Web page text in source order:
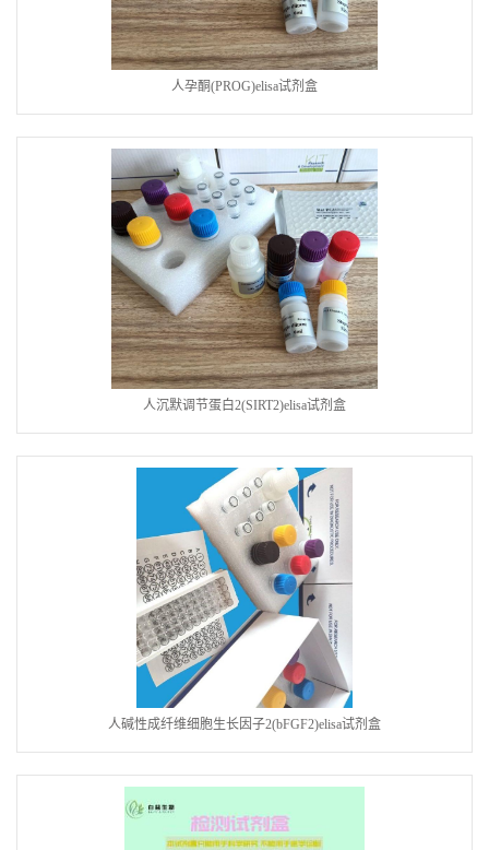
人孕酮(PROG)elisa试剂盒
人沉默调节蛋白2(SIRT2)elisa试剂盒
人碱性成纤维细胞生长因子2(bFGF2)elisa试剂盒